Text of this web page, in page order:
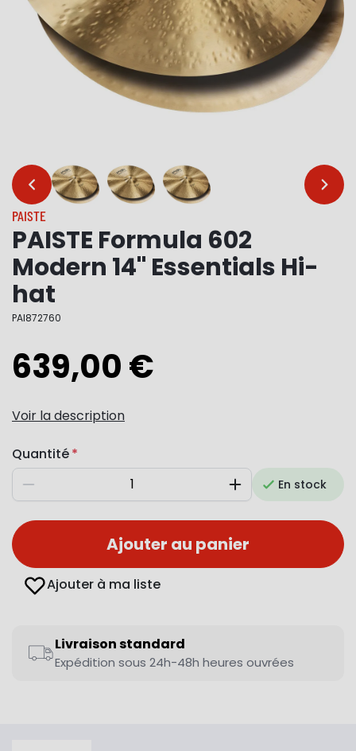
… …
PAISTE
PAISTE Formula 602
Modern 14" Essentials Hi-
hat
PAI872760
639,00 €
Voir la description
Quantité
Diminuer AugmenterEn stock
Ajouter au panier
Ajouter à ma liste
Livraison standard
Expédition sous 24h-48h heures ouvrées